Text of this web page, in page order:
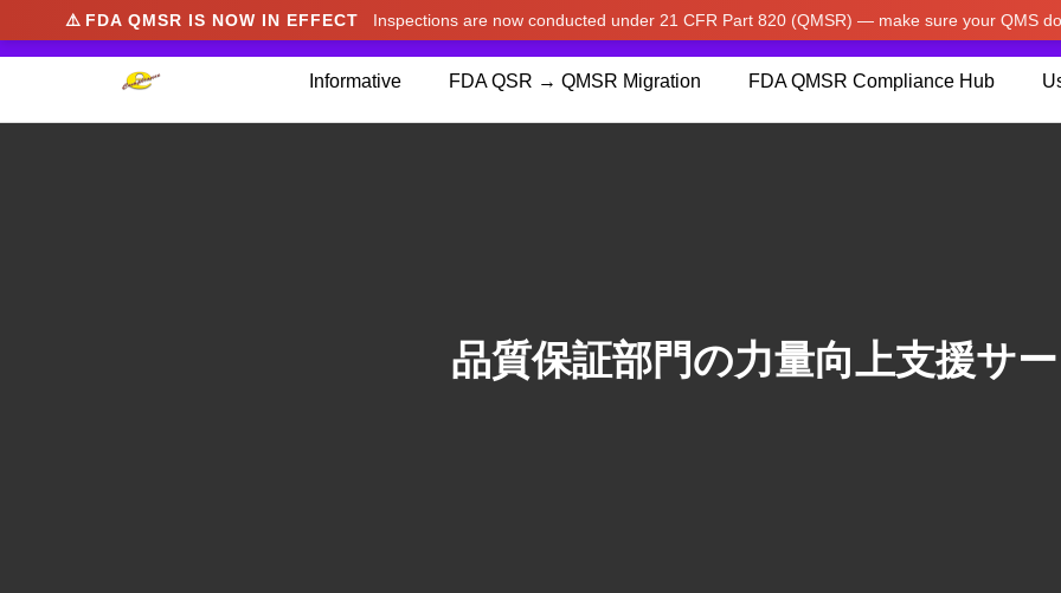
⚠️ FDA QMSR IS NOW IN EFFECT Inspections are now conducted under 21 CFR Part 820 (QMSR) — make sure your QMS
Informative FDA QSR → QMSR Migration FDA QMSR Compliance Hub
品質保証部門の力量向上支援サ
We noticed you're visiting from Japan. We've updated our prices to Japanese yen for your shopping